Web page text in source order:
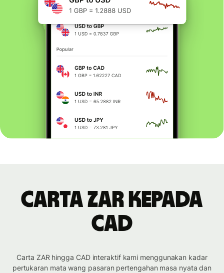
Carta ZAR kepada
CAD
Carta ZAR hingga CAD interaktif kami menggunakan kadar
pertukaran mata wang pasaran pertengahan masa nyata dan